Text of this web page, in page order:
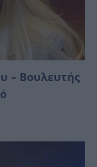
– Βουλευτής